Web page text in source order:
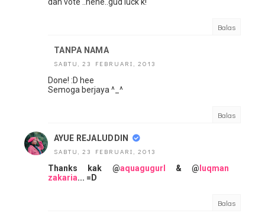
Balas
TANPA NAMA
SABTU, 23 FEBRUARI, 2013
Done! :D hee
Semoga berjaya ^_^
Balas
AYUE REJALUDDIN
SABTU, 23 FEBRUARI, 2013
Thanks kak @aquagugurl & @ luqman
zakaria... =D
Balas